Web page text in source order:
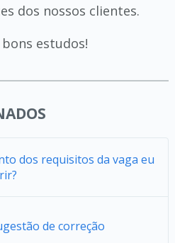
dos nossos clientes.
estudos!
dos requisitos da vaga eu
de correção